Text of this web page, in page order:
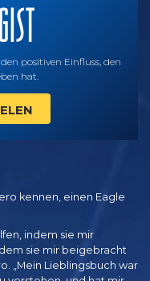
positiven Einfluss, den
hat.
kennen, einen Eagle
indem sie mir
sie mir beigebracht
„Mein Lieblingsbuch war